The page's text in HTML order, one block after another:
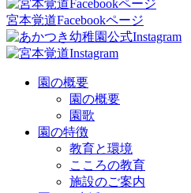
宮本覚道Facebookページ
園の概要
園の概要
園歌
園の特徴
教育と環境
こころの教育
施設のご案内